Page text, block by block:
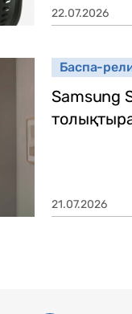
22.07.2026
Баспа-
Samsung
21.07.2026